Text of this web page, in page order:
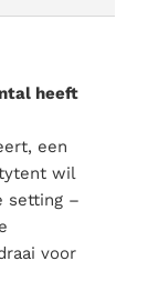
heeft
een
wil
setting –
voor